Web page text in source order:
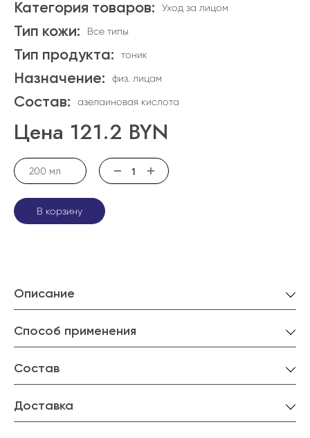
Категория товаров: Уход за лицом
Тип кожи: Все типы
Тип продукта: тоник
Назначение: физ. лицам
Состав: азелаиновая кислота
Цена 121.2 BYN
200 мл
В корзину
Описание
Способ применения
Состав
Доставка